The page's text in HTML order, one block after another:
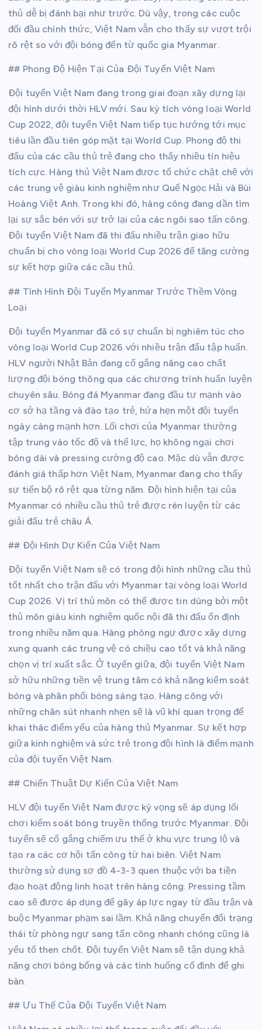
thủ dễ bị đánh bại như trước. Dù vậy, trong các cuộc
đối đầu chính thức, Việt Nam vẫn cho thấy sự vượt trội
rõ rệt so với đội bóng đến từ quốc gia Myanmar.
## Phong Độ Hiện Tại Của Đội Tuyển Việt Nam
Đội tuyển Việt Nam đang trong giai đoạn xây dựng lại
đội hình dưới thời HLV mới. Sau kỳ tích vòng loại World
Cup 2022, đội tuyển Việt Nam tiếp tục hướng tới mục
tiêu lần đầu tiên góp mặt tại World Cup. Phong độ thi
đấu của các cầu thủ trẻ đang cho thấy nhiều tín hiệu
tích cực. Hàng thủ Việt Nam được tổ chức chặt chẽ với
các trung vệ giàu kinh nghiệm như Quế Ngọc Hải và Bùi
Hoàng Việt Anh. Trong khi đó, hàng công đang dần tìm
lại sự sắc bén với sự trở lại của các ngôi sao tấn công.
Đội tuyển Việt Nam đã thi đấu nhiều trận giao hữu
chuẩn bị cho vòng loại World Cup 2026 để tăng cường
sự kết hợp giữa các cầu thủ.
## Tình Hình Đội Tuyển Myanmar Trước Thềm Vòng
Loại
Đội tuyển Myanmar đã có sự chuẩn bị nghiêm túc cho
vòng loại World Cup 2026 với nhiều trận đấu tập huấn.
HLV người Nhật Bản đang cố gắng nâng cao chất
lượng đội bóng thông qua các chương trình huấn luyện
chuyên sâu. Bóng đá Myanmar đang đầu tư mạnh vào
cơ sở hạ tầng và đào tạo trẻ, hứa hẹn một đội tuyển
ngày càng mạnh hơn. Lối chơi của Myanmar thường
tập trung vào tốc độ và thể lực, họ không ngại chơi
bóng dài và pressing cường độ cao. Mặc dù vẫn được
đánh giá thấp hơn Việt Nam, Myanmar đang cho thấy
sự tiến bộ rõ rệt qua từng năm. Đội hình hiện tại của
Myanmar có nhiều cầu thủ trẻ được rèn luyện từ các
giải đấu trẻ châu Á.
## Đội Hình Dự Kiến Của Việt Nam
Đội tuyển Việt Nam sẽ có trong đội hình những cầu thủ
tốt nhất cho trận đấu với Myanmar tại vòng loại World
Cup 2026. Vị trí thủ môn có thể được tin dùng bởi một
thủ môn giàu kinh nghiệm quốc nội đã thi đấu ổn định
trong nhiều năm qua. Hàng phòng ngự được xây dựng
xung quanh các trung vệ có chiều cao tốt và khả năng
chọn vị trí xuất sắc. Ở tuyến giữa, đội tuyển Việt Nam
sở hữu những tiền vệ trung tâm có khả năng kiểm soát
bóng và phân phối bóng sáng tạo. Hàng công với
những chân sút nhanh nhẹn sẽ là vũ khí quan trọng để
khai thác điểm yếu của hàng thủ Myanmar. Sự kết hợp
giữa kinh nghiệm và sức trẻ trong đội hình là điểm mạnh
của đội tuyển Việt Nam.
## Chiến Thuật Dự Kiến Của Việt Nam
HLV đội tuyển Việt Nam được kỳ vọng sẽ áp dụng lối
chơi kiểm soát bóng truyền thống trước Myanmar. Đội
tuyển sẽ cố gắng chiếm ưu thế ở khu vực trung lộ và
tạo ra các cơ hội tấn công từ hai biên. Việt Nam
thường sử dụng sơ đồ 4-3-3 quen thuộc với ba tiền
đạo hoạt động linh hoạt trên hàng công. Pressing tầm
cao sẽ được áp dụng để gây áp lực ngay từ đầu trận và
buộc Myanmar phạm sai lầm. Khả năng chuyển đổi trạng
thái từ phòng ngự sang tấn công nhanh chóng cũng là
yếu tố then chốt. Đội tuyển Việt Nam sẽ tận dụng khả
năng chơi bóng bổng và các tình huống cố định để ghi
bàn.
## Ưu Thế Của Đội Tuyển Việt Nam